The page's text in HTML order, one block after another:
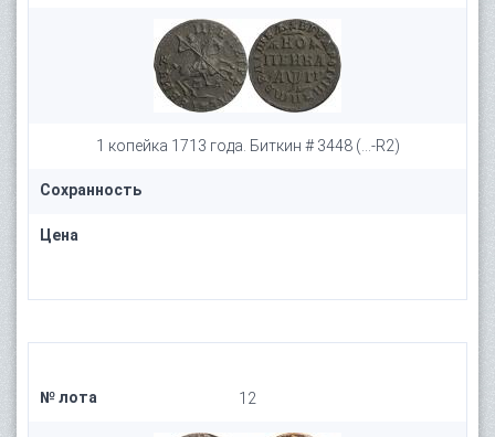
1 копейка 1713 года. Биткин # 3448 (...-R2)
Сохранность
Цена
№ лота 12